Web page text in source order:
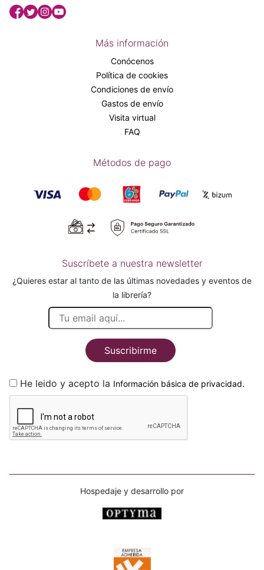
Más información
Conócenos
Política de cookies
Condiciones de envío
Gastos de envío
Visita virtual
FAQ
Métodos de pago
Suscríbete a nuestra newsletter
¿Quieres estar al tanto de las últimas novedades y eventos de
la librería?
Suscribirme
He leido y acepto la Información básica de privacidad.
Hospedaje y desarrollo por